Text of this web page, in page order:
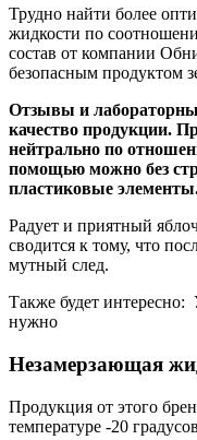
Трудно найти более
жидкости по
состав от компании
безопасным продуктом
Отзывы и
качество продукции.
нейтрально по
помощью можно без
пластиковые
Радует и приятный
сводится к тому, что
мутный след.
Также будет интересно:
нужно
Незамерзающая
Продукция от этого
температуре -20